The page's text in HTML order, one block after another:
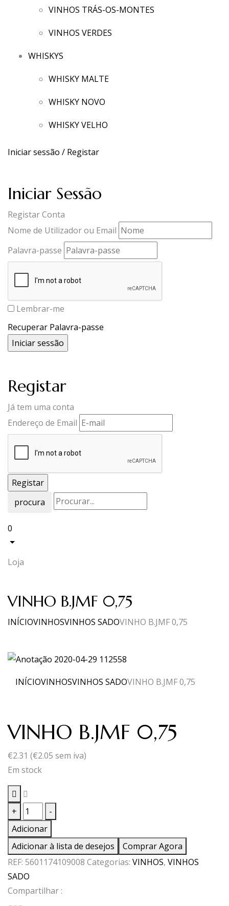
VINHOS TRÁS-OS-MONTES
VINHOS VERDES
WHISKYS
WHISKY MALTE
WHISKY NOVO
WHISKY VELHO
Iniciar sessão / Registar
Iniciar Sessão
Registar Conta
Nome de Utilizador ou Email
Palavra-passe
Lembrar-me
Recuperar Palavra-passe
Registar
Já tem uma conta
Endereço de Email
procura
0
Loja
VINHO B.JMF 0,75
INÍCIOVINHOSVINHOS SADOVINHO B.JMF 0,75
INÍCIOVINHOSVINHOS SADOVINHO B.JMF 0,75
VINHO B.JMF 0,75
€2.31 (€2.05 sem iva)
Em stock
+
Quantidade
de
VINHO
B.JMF
0,75
-
Adicionar
Adicionar à lista de desejos
Comprar Agora
REF: 5601174109008 Categorias: VINHOS, VINHOS
SADO
Compartilhar :